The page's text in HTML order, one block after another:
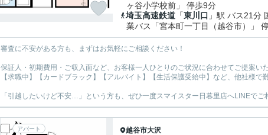
ヶ谷小学校前」 停歩9分
埼玉高速鉄道 「東川口 」駅 バス21分
業バス「宮本町一丁目（越谷市）」
審査に不安がある方も、まずはお気軽にご相談ください！
保証人・初期費用・ご収入面など、お客様一人ひとりのご状況に合わせてご提案いた
【求職中】【カードブラック】【アルバイト】【生活保護受給中】など、他社様で
「引越したいけど不安…」という方も、ぜひ一度スマイスター日暮里店へLINEでご
アパート 越谷市大沢